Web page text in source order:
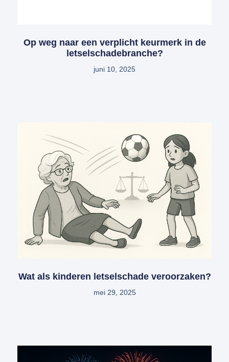
Op weg naar een verplicht keurmerk in de
letselschadebranche?
juni 10, 2025
Wat als kinderen letselschade veroorzaken?
mei 29, 2025